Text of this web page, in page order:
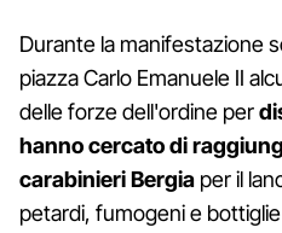
Durante la manifestazione
piazza Carlo Emanuele II
delle forze dell'ordine per
hanno cercato di
carabinieri Bergia per il
petardi, fumogeni e